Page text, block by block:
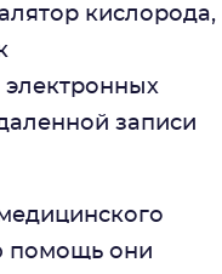
кислорода,
записи
помощь они